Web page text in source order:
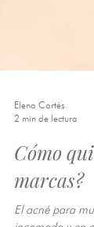
2 min de lectura
Cómo
marcas?